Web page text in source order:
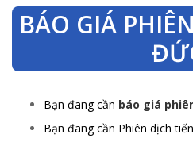
BÁO GIÁ
Bạn đang cần báo giá
Bạn đang cần Phiên dịch